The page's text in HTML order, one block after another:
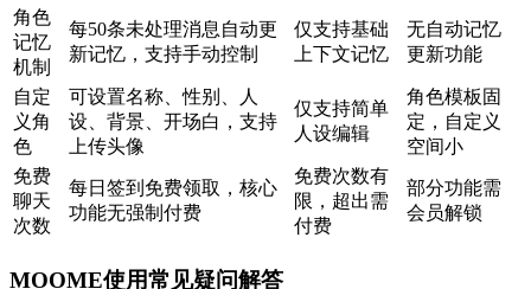
角色
记忆
机制
每50条未处理消息自动更
新记忆，支持手动控制
仅支持基础
上下文记忆
无自动记忆
更新功能
自定
义角
色
可设置名称、性别、人
设、背景、开场白，支持
上传头像
仅支持简单
人设编辑
角色模板固
定，自定义
空间小
免费
聊天
次数
每日签到免费领取，核心
功能无强制付费
免费次数有
限，超出需
付费
部分功能需
会员解锁
MOOME使用常见疑问解答